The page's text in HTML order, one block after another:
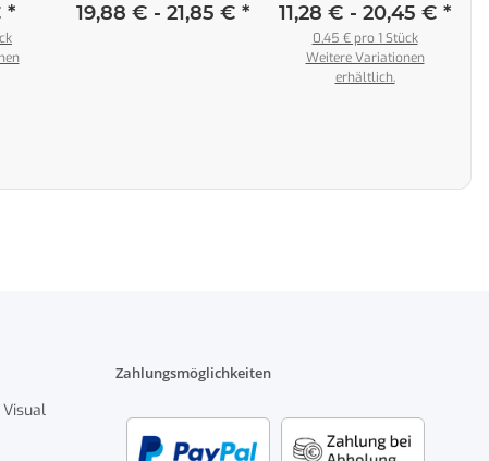
* 19,88 € - 21,85 € * 11,28 € - 20,45 € *
0,45 € pro 1 Stück
Weitere Variationen
erhältlich.
Zahlungsmöglichkeiten